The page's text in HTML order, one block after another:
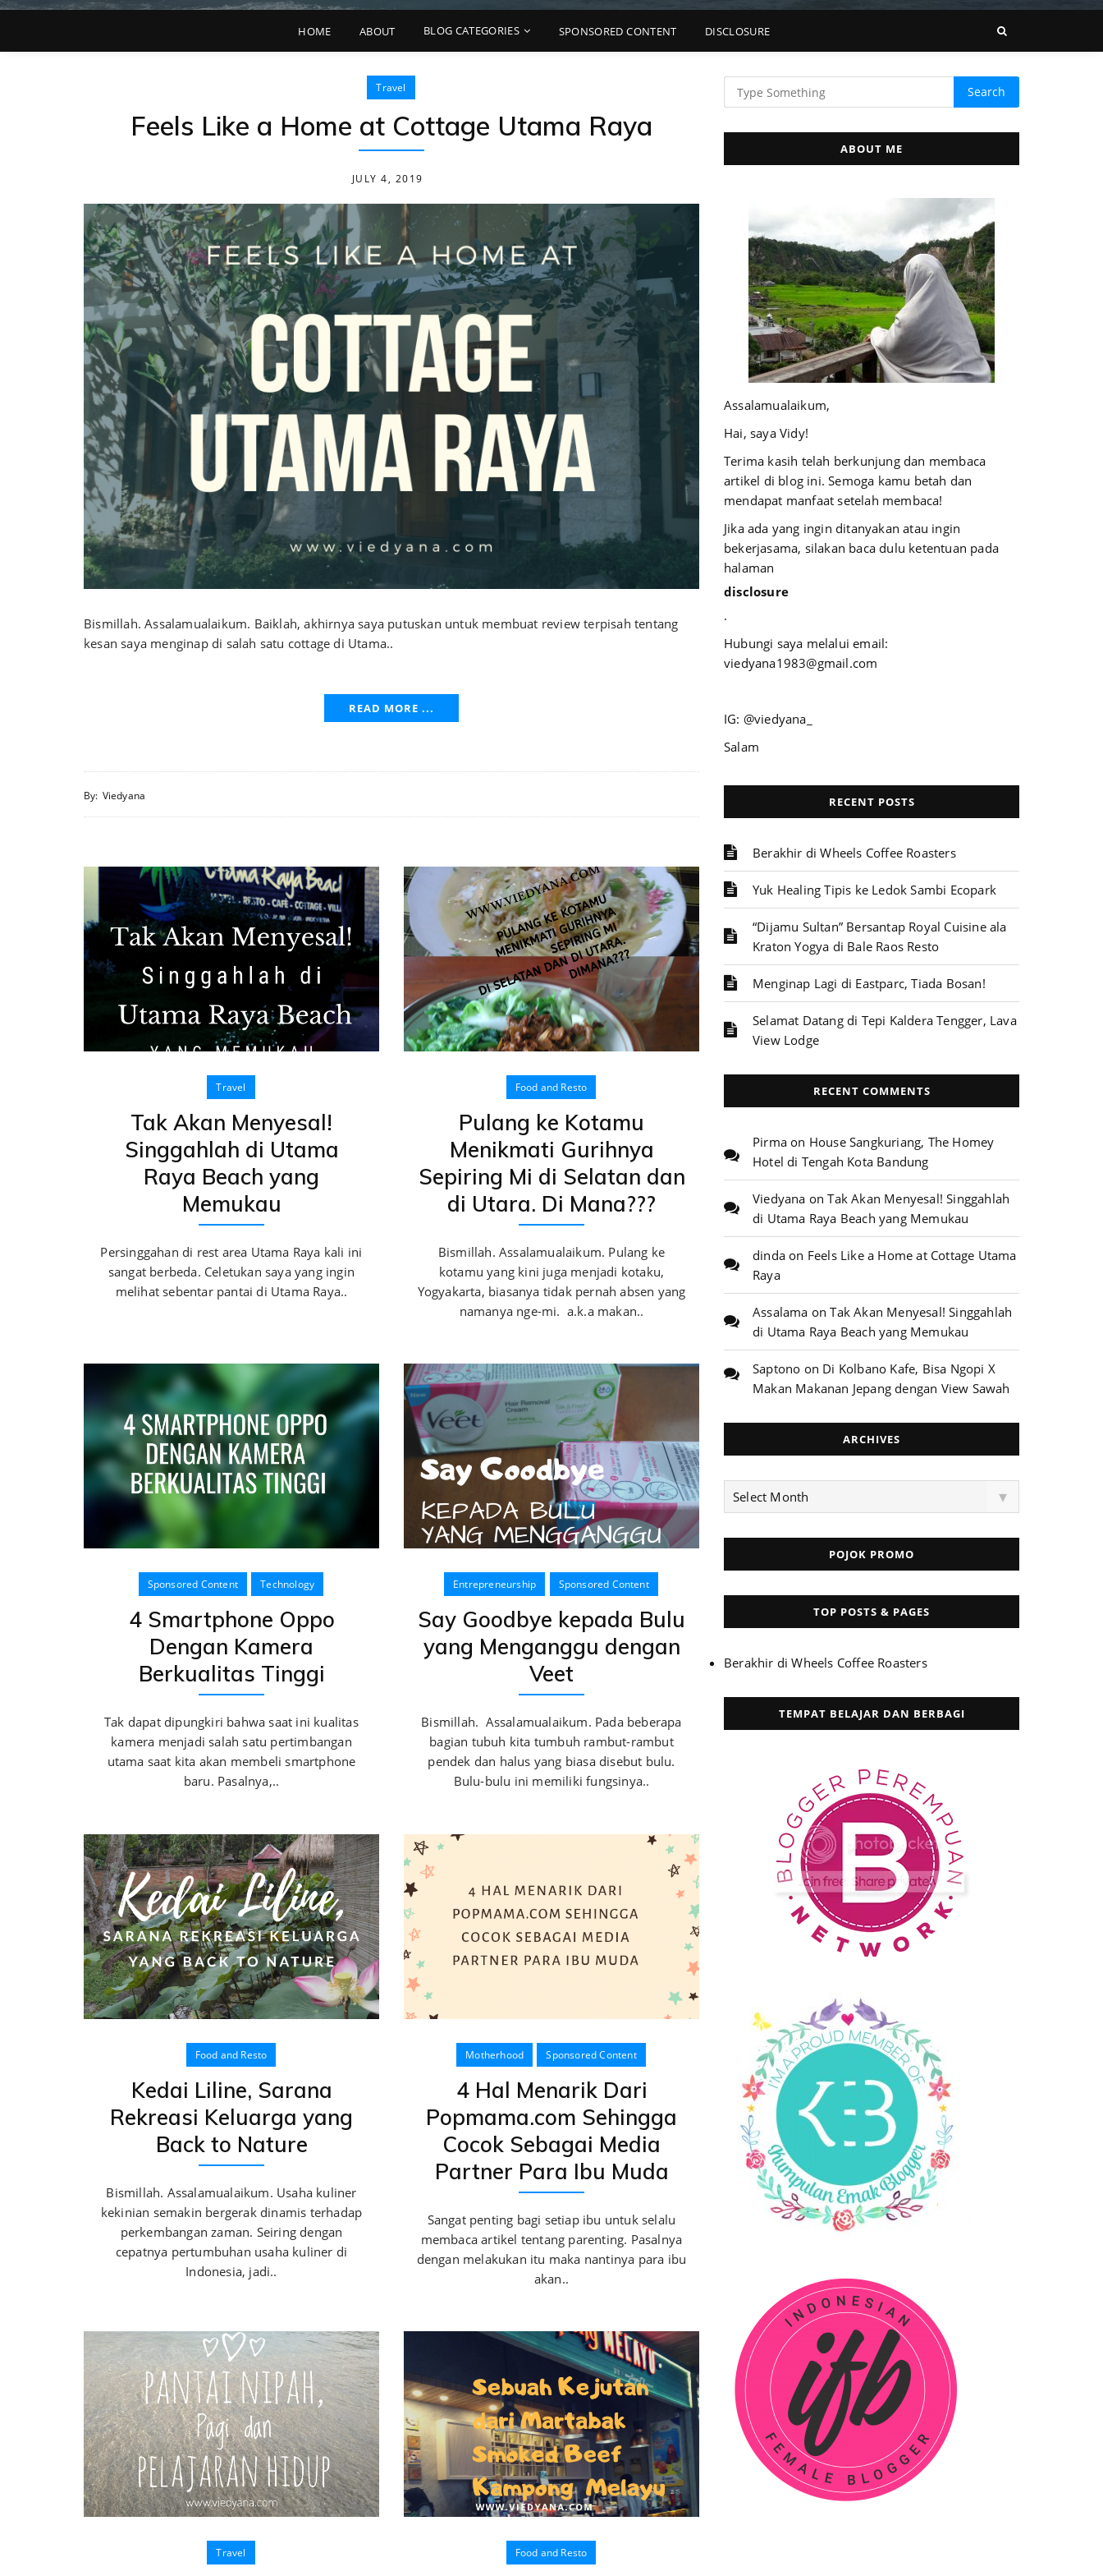
HOME ABOUT BLOG CATEGORIES SPONSORED CONTENT DISCLOSURE
Travel
Feels Like a Home at Cottage Utama Raya
JULY 4, 2019
Bismillah. Assalamualaikum. Baiklah, akhirnya saya putuskan untuk membuat review terpisah tentang
kesan saya menginap di salah satu cottage di Utama..
READ MORE ...
By: Viedyana
Travel
Tak Akan Menyesal!
Singgahlah di Utama
Raya Beach yang
Memukau
Persinggahan di rest area Utama Raya kali ini
sangat berbeda. Celetukan saya yang ingin
melihat sebentar pantai di Utama Raya..
Food and Resto
Pulang ke Kotamu
Menikmati Gurihnya
Sepiring Mi di Selatan dan
di Utara. Di Mana???
Bismillah. Assalamualaikum. Pulang ke
kotamu yang kini juga menjadi kotaku,
Yogyakarta, biasanya tidak pernah absen yang
namanya nge-mi. a.k.a makan..
Sponsored Content Technology
4 Smartphone Oppo
Dengan Kamera
Berkualitas Tinggi
Tak dapat dipungkiri bahwa saat ini kualitas
kamera menjadi salah satu pertimbangan
utama saat kita akan membeli smartphone
baru. Pasalnya,..
Entrepreneurship Sponsored Content
Say Goodbye kepada Bulu
yang Menganggu dengan
Veet
Bismillah. Assalamualaikum. Pada beberapa
bagian tubuh kita tumbuh rambut-rambut
pendek dan halus yang biasa disebut bulu.
Bulu-bulu ini memiliki fungsinya..
Food and Resto
Kedai Liline, Sarana
Rekreasi Keluarga yang
Back to Nature
Bismillah. Assalamualaikum. Usaha kuliner
kekinian semakin bergerak dinamis terhadap
perkembangan zaman. Seiring dengan
cepatnya pertumbuhan usaha kuliner di
Indonesia, jadi..
Motherhood Sponsored Content
4 Hal Menarik Dari
Popmama.com Sehingga
Cocok Sebagai Media
Partner Para Ibu Muda
Sangat penting bagi setiap ibu untuk selalu
membaca artikel tentang parenting. Pasalnya
dengan melakukan itu maka nantinya para ibu
akan..
Travel Food and Resto
ABOUT ME
Assalamualaikum,
Hai, saya Vidy!
Terima kasih telah berkunjung dan membaca
artikel di blog ini. Semoga kamu betah dan
mendapat manfaat setelah membaca!
Jika ada yang ingin ditanyakan atau ingin
bekerjasama, silakan baca dulu ketentuan pada
halaman
disclosure
.
Hubungi saya melalui email:
viedyana1983@gmail.com
IG: @viedyana_
Salam
RECENT POSTS
Berakhir di Wheels Coffee Roasters
Yuk Healing Tipis ke Ledok Sambi Ecopark
“Dijamu Sultan” Bersantap Royal Cuisine ala
Kraton Yogya di Bale Raos Resto
Menginap Lagi di Eastparc, Tiada Bosan!
Selamat Datang di Tepi Kaldera Tengger, Lava
View Lodge
RECENT COMMENTS
Pirma on House Sangkuriang, The Homey
Hotel di Tengah Kota Bandung
Viedyana onTak Akan Menyesal! Singgahlah
di Utama Raya Beach yang Memukau
dinda on Feels Like a Home at Cottage Utama
Raya
Assalama onTak Akan Menyesal! Singgahlah
di Utama Raya Beach yang Memukau
Saptono on Di Kolbano Kafe, Bisa Ngopi X
Makan Makanan Jepang dengan View Sawah
ARCHIVES
Archives
Select Month ▾
POJOK PROMO
TOP POSTS & PAGES
Berakhir di Wheels Coffee Roasters
TEMPAT BELAJAR DAN BERBAGI